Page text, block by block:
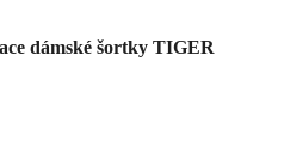
dámské šortky TIGER